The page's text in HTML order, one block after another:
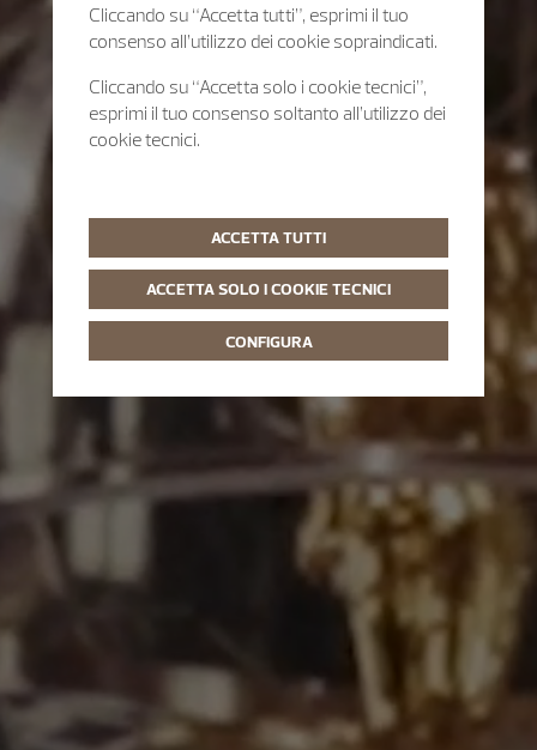
Cliccando su “Accetta tutti”, esprimi il tuo
consenso all’utilizzo dei cookie sopraindicati.
Cliccando su “Accetta solo i cookie tecnici”,
esprimi il tuo consenso soltanto all’utilizzo dei
cookie tecnici.
ACCETTA TUTTI
ACCETTA SOLO I COOKIE TECNICI
CONFIGURA